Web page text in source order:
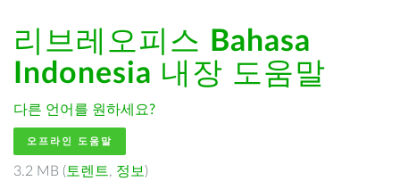
리브레오피스 Bahasa
Indonesia 내장 도움말
다른 언어를 원하세요?
오프라인 도움말
3.2 MB ( 토렌트, 정보 )